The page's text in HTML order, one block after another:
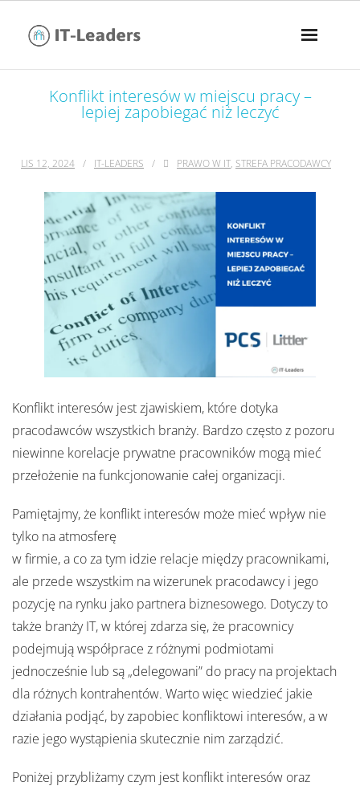
Konflikt interesów w miejscu pracy –
lepiej zapobiegać niż leczyć
LIS 12, 2024 IT-LEADERS PRAWO W IT, STREFA PRACODAWCY
Konflikt interesów jest zjawiskiem, które dotyka
pracodawców wszystkich branży. Bardzo często z pozoru
niewinne korelacje prywatne pracowników mogą mieć
przełożenie na funkcjonowanie całej organizacji.
Pamiętajmy, że konflikt interesów może mieć wpływ nie
tylko na atmosferę
w firmie, a co za tym idzie relacje między pracownikami,
ale przede wszystkim na wizerunek pracodawcy i jego
pozycję na rynku jako partnera biznesowego. Dotyczy to
także branży IT, w której zdarza się, że pracownicy
podejmują współprace z różnymi podmiotami
jednocześnie lub są „delegowani” do pracy na projektach
dla różnych kontrahentów. Warto więc wiedzieć jakie
działania podjąć, by zapobiec konfliktowi interesów, a w
razie jego wystąpienia skutecznie nim zarządzić.
Poniżej przybliżamy czym jest konflikt interesów oraz